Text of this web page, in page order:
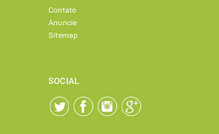
Contato
Anuncie
Sitemap
SOCIAL